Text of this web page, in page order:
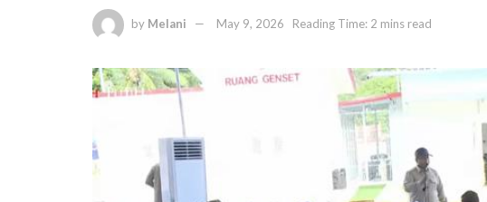
by Melani May 9, 2026 Reading Time: 2 mins read